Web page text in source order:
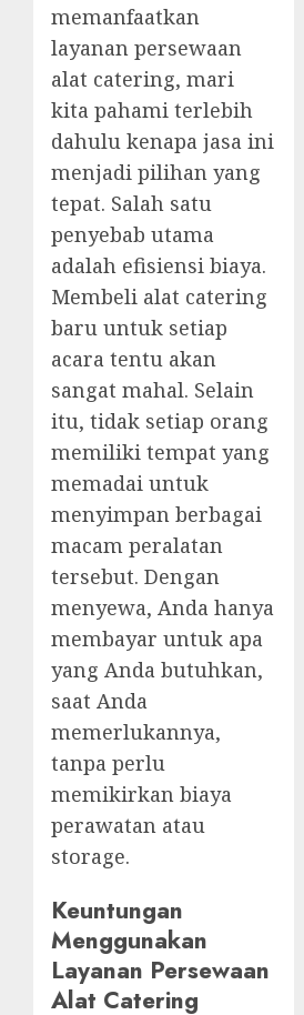
memanfaatkan
layanan persewaan
alat catering, mari
kita pahami terlebih
dahulu kenapa jasa ini
menjadi pilihan yang
tepat. Salah satu
penyebab utama
adalah efisiensi biaya.
Membeli alat catering
baru untuk setiap
acara tentu akan
sangat mahal. Selain
itu, tidak setiap orang
memiliki tempat yang
memadai untuk
menyimpan berbagai
macam peralatan
tersebut. Dengan
menyewa, Anda hanya
membayar untuk apa
yang Anda butuhkan,
saat Anda
memerlukannya,
tanpa perlu
memikirkan biaya
perawatan atau
storage.
Keuntungan
Menggunakan
Layanan Persewaan
Alat Catering